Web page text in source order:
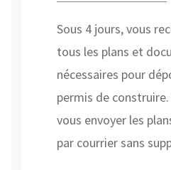
Sous 4 jours, vous
tous les plans et
nécessaires pour
permis de
vous envoyer les
par courrier sans